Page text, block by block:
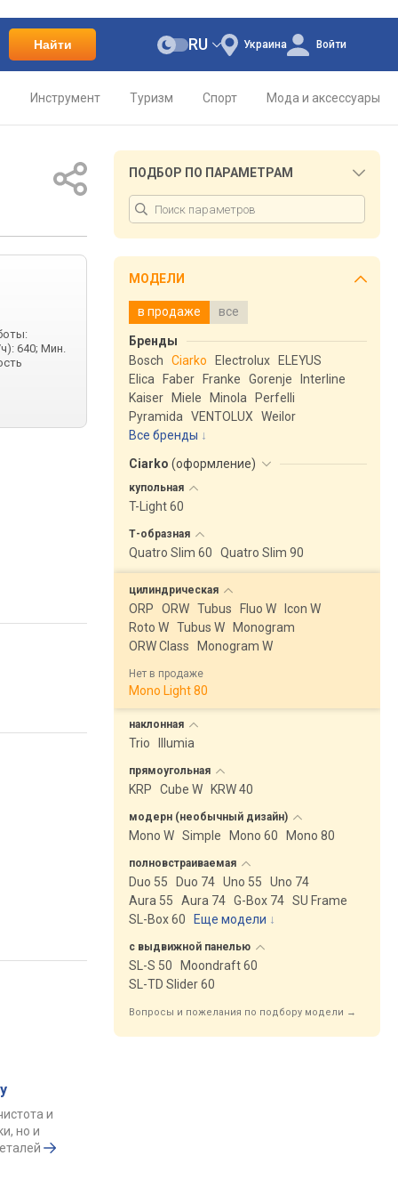
Найти Украина
RU Войти
Инструмент Туризм Спорт Мода и аксессуары
640; Мин.
и
но и
ПОДБОР ПО ПАРАМЕТРАМ
МОДЕЛИ
в продаже все
Бренды
Bosch
Ciarko Electrolux
ELEYUS
Elica
Faber Franke Gorenje
Interline
Kaiser
Miele Minola
Perfelli
Pyramida
VENTOLUX
Weilor
Все бренды
Ciarko (оформление)
купольная
T-Light 60
Т-образная
Quatro Slim 60 Quatro Slim 90
цилиндрическая
ORP ORW Tubus Fluo W
Icon W
Roto W Tubus W
Monogram
ORW Class
Monogram W
Нет в продаже
Mono Light 80
наклонная
Trio Illumia
прямоугольная
KRP Cube W KRW 40
модерн (необычный дизайн)
Mono W Simple Mono 60 Mono 80
полновстраиваемая
Duo 55 Duo 74 Uno 55
Uno 74
Aura 55
Aura 74 G-Box 74 SU Frame
SL-Box 60
Еще модели ↓
с выдвижной панелью
SL-S 50
Moondraft 60
SL-TD Slider 60
Вопросы и пожелания по подбору модели →